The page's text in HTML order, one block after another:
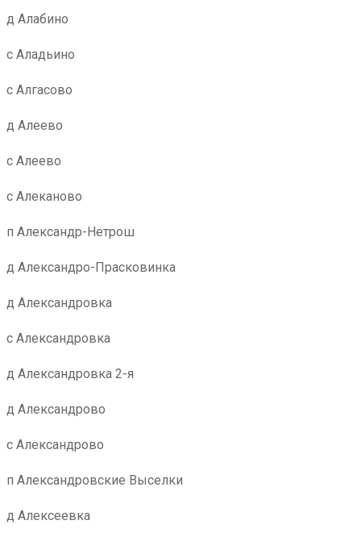
д Алабино
с Аладьино
с Алгасово
д Алеево
с Алеево
с Алеканово
п Александр-Нетрош
д Александро-Прасковинка
д Александровка
с Александровка
д Александровка 2-я
д Александрово
с Александрово
п Александровские Выселки
д Алексеевка